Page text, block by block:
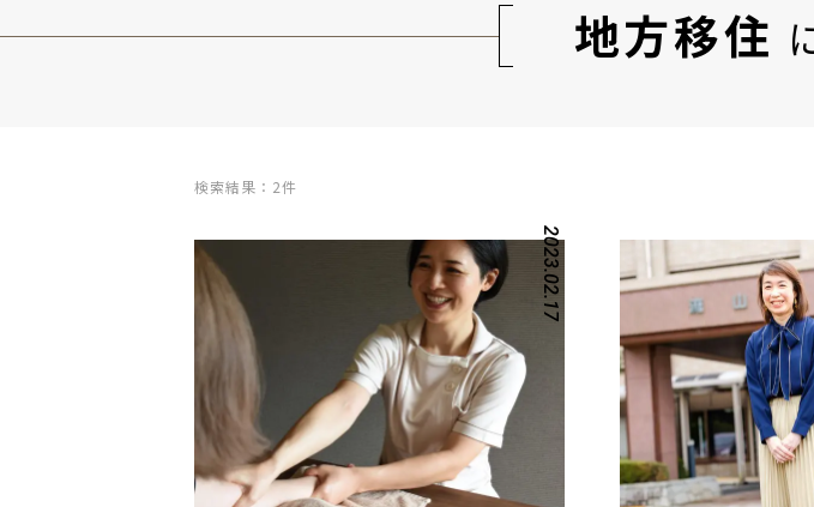
地方移住
検索結果：2件
2023.02.17